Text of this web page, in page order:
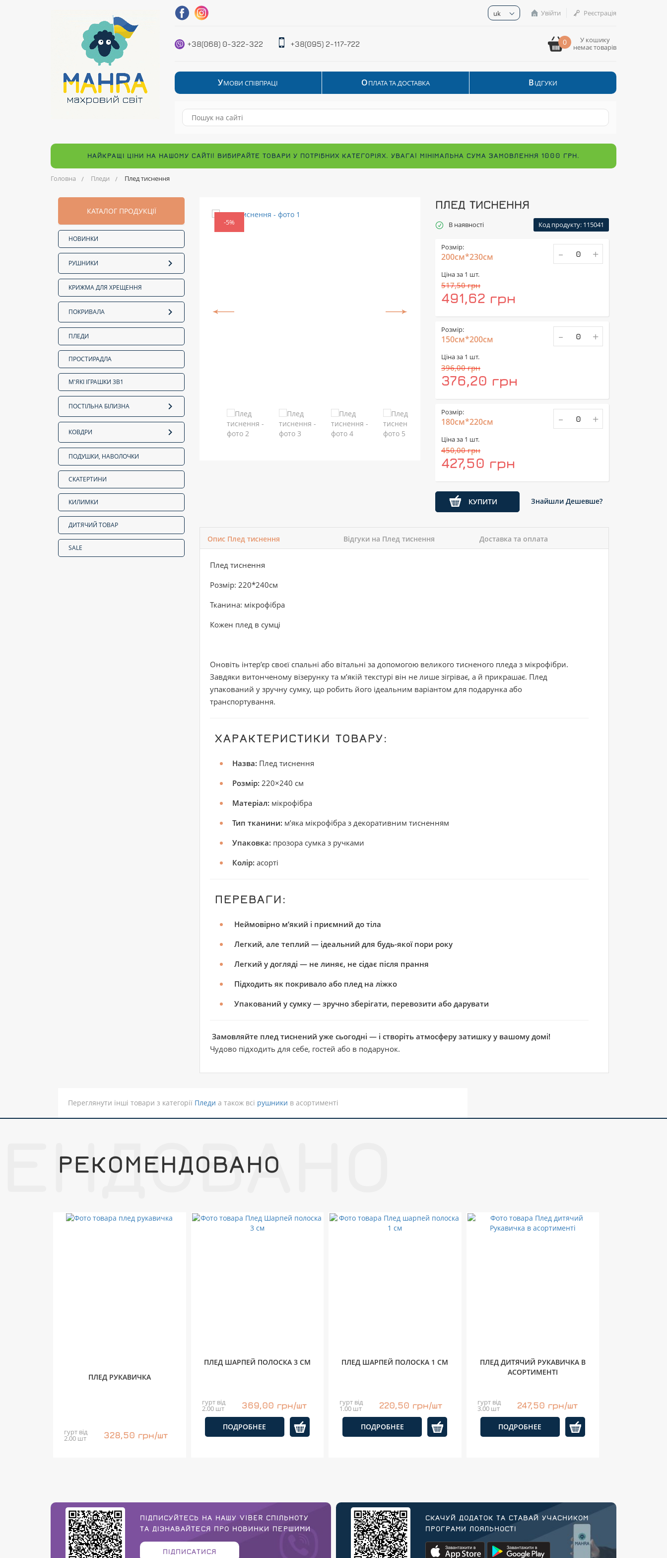
uk Увійти Реєстрація
+38(068) 0-322-322 +38(095) 2-117-722 0
У кошику
немає товарів
УМОВИ СПІВПРАЦІ ОПЛАТА ТА ДОСТАВКА ВІДГУКИ
НАЙКРАЩІ ЦІНИ НА НАШОМУ САЙТІ! ВИБИРАЙТЕ ТОВАРИ У ПОТРІБНИХ КАТЕГОРІЯХ. УВАГА! МІНІМАЛЬНА СУМА ЗАМОВЛЕННЯ 1000 ГРН.
Головна Пледи Плед тиснення
КАТАЛОГ ПРОДУКЦІЇ
НОВИНКИ
РУШНИКИ
КРИЖМА ДЛЯ ХРЕЩЕННЯ
ПОКРИВАЛА
ПЛЕДИ
ПРОСТИРАДЛА
М'ЯКІ ІГРАШКИ 3В1
ПОСТІЛЬНА БІЛИЗНА
КОВДРИ
ПОДУШКИ, НАВОЛОЧКИ
СКАТЕРТИНИ
КИЛИМКИ
ДИТЯЧИЙ ТОВАР
SALE
-5%
ПЛЕД ТИСНЕННЯ
В наявності Код продукту: 115041
Розмір:
200см*230см
Ціна за 1 шт.
517,50 грн
491,62 грн
- +
Розмір:
150см*200см
Ціна за 1 шт.
396,00 грн
376,20 грн
- +
Розмір:
180см*220см
Ціна за 1 шт.
450,00 грн
427,50 грн
- +
КУПИТИ Знайшли Дешевше?
Опис Плед тиснення Відгуки на Плед тиснення Доставка та оплата
Плед тиснення
Розмір: 220*240см
Тканина: мікрофібра
Кожен плед в сумці
Оновіть інтер’єр своєї спальні або вітальні за допомогою великого тисненого пледа з мікрофібри.
Завдяки витонченому візерунку та м’якій текстурі він не лише зігріває, а й прикрашає. Плед
упакований у зручну сумку, що робить його ідеальним варіантом для подарунка або
транспортування.
ХАРАКТЕРИСТИКИ ТОВАРУ:
Назва: Плед тиснення
Розмір: 220×240 см
Матеріал: мікрофібра
Тип тканини: м’яка мікрофібра з декоративним тисненням
Упаковка: прозора сумка з ручками
Колір: асорті
ПЕРЕВАГИ:
Неймовірно м’який і приємний до тіла
Легкий, але теплий — ідеальний для будь-якої пори року
Легкий у догляді — не линяє, не сідає після прання
Підходить як покривало або плед на ліжко
Упакований у сумку — зручно зберігати, перевозити або дарувати
Замовляйте плед тиснений уже сьогодні — і створіть атмосферу затишку у вашому домі!
Чудово підходить для себе, гостей або в подарунок.
Переглянути інші товари з категорії Пледи а також всі рушники в асортименті
РЕКОМЕНДОВАНО
ПЛЕД РУКАВИЧКА
гурт від
2.00 шт 328,50 грн/шт
ПЛЕД ШАРПЕЙ ПОЛОСКА 3 СМ
гурт від
2.00 шт 369,00 грн/шт
ПОДРОБНЕЕ
ПЛЕД ШАРПЕЙ ПОЛОСКА 1 СМ
гурт від
1.00 шт 220,50 грн/шт
ПОДРОБНЕЕ
ПЛЕД ДИТЯЧИЙ РУКАВИЧКА В
АСОРТИМЕНТІ
гурт від
3.00 шт 247,50 грн/шт
ПОДРОБНЕЕ
ПІДПИСУЙТЕСЬ НА НАШУ VIBER СПІЛЬНОТУ
ТА ДІЗНАВАЙТЕСЯ ПРО НОВИНКИ ПЕРШИМИ
ПІДПИСАТИСЯ
СКАЧУЙ ДОДАТОК ТА СТАВАЙ УЧАСНИКОМ
ПРОГРАМИ ЛОЯЛЬНОСТІ